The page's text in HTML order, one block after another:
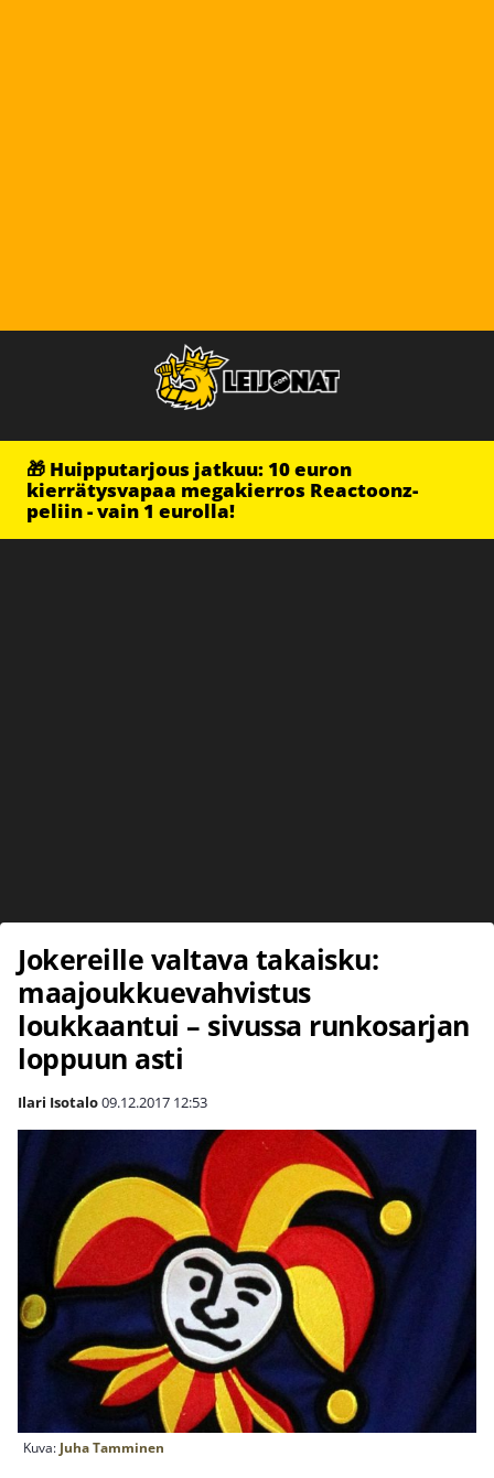
🎁 Huipputarjous jatkuu: 10 euron
kierrätysvapaa megakierros Reactoonz-
peliin - vain 1 eurolla!
Jokereille valtava takaisku:
maajoukkuevahvistus
loukkaantui – sivussa runkosarjan
loppuun asti
Ilari Isotalo09.12.2017 12:53
Kuva: Juha Tamminen